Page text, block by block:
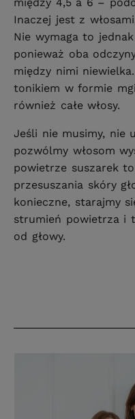
Inaczej jest z
Nie wymaga to
ponieważ oba
między nimi
tonikiem w formie
również całe włosy.
Jeśli nie musimy, nie
pozwólmy włosom
powietrze suszarek
przesuszania skóry
konieczne, starajmy
strumień powietrza i
od głowy.